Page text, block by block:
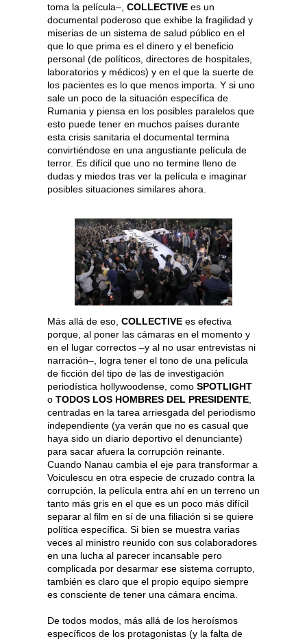
toma la película–, COLLECTIVE es un
documental poderoso que exhibe la fragilidad y
miserias de un sistema de salud público en el
que lo que prima es el dinero y el beneficio
personal (de políticos, directores de hospitales,
laboratorios y médicos) y en el que la suerte de
los pacientes es lo que menos importa. Y si uno
sale un poco de la situación específica de
Rumania y piensa en los posibles paralelos que
esto puede tener en muchos países durante
esta crisis sanitaria el documental termina
convirtiéndose en una angustiante película de
terror. Es difícil que uno no termine lleno de
dudas y miedos tras ver la película e imaginar
posibles situaciones similares ahora.
Más allá de eso, COLLECTIVE es efectiva
porque, al poner las cámaras en el momento y
en el lugar correctos –y al no usar entrevistas ni
narración–, logra tener el tono de una película
de ficción del tipo de las de investigación
periodística hollywoodense, como SPOTLIGHT
o TODOS LOS HOMBRES DEL PRESIDENTE,
centradas en la tarea arriesgada del periodismo
independiente (ya verán que no es casual que
haya sido un diario deportivo el denunciante)
para sacar afuera la corrupción reinante.
Cuando Nanau cambia el eje para transformar a
Voiculescu en otra especie de cruzado contra la
corrupción, la película entra ahí en un terreno un
tanto más gris en el que es un poco más difícil
separar al film en sí de una filiación si se quiere
política específica. Si bien se muestra varias
veces al ministro reunido con sus colaboradores
en una lucha al parecer incansable pero
complicada por desarmar ese sistema corrupto,
también es claro que el propio equipo siempre
es consciente de tener una cámara encima.
De todos modos, más allá de los heroísmos
específicos de los protagonistas (y la falta de